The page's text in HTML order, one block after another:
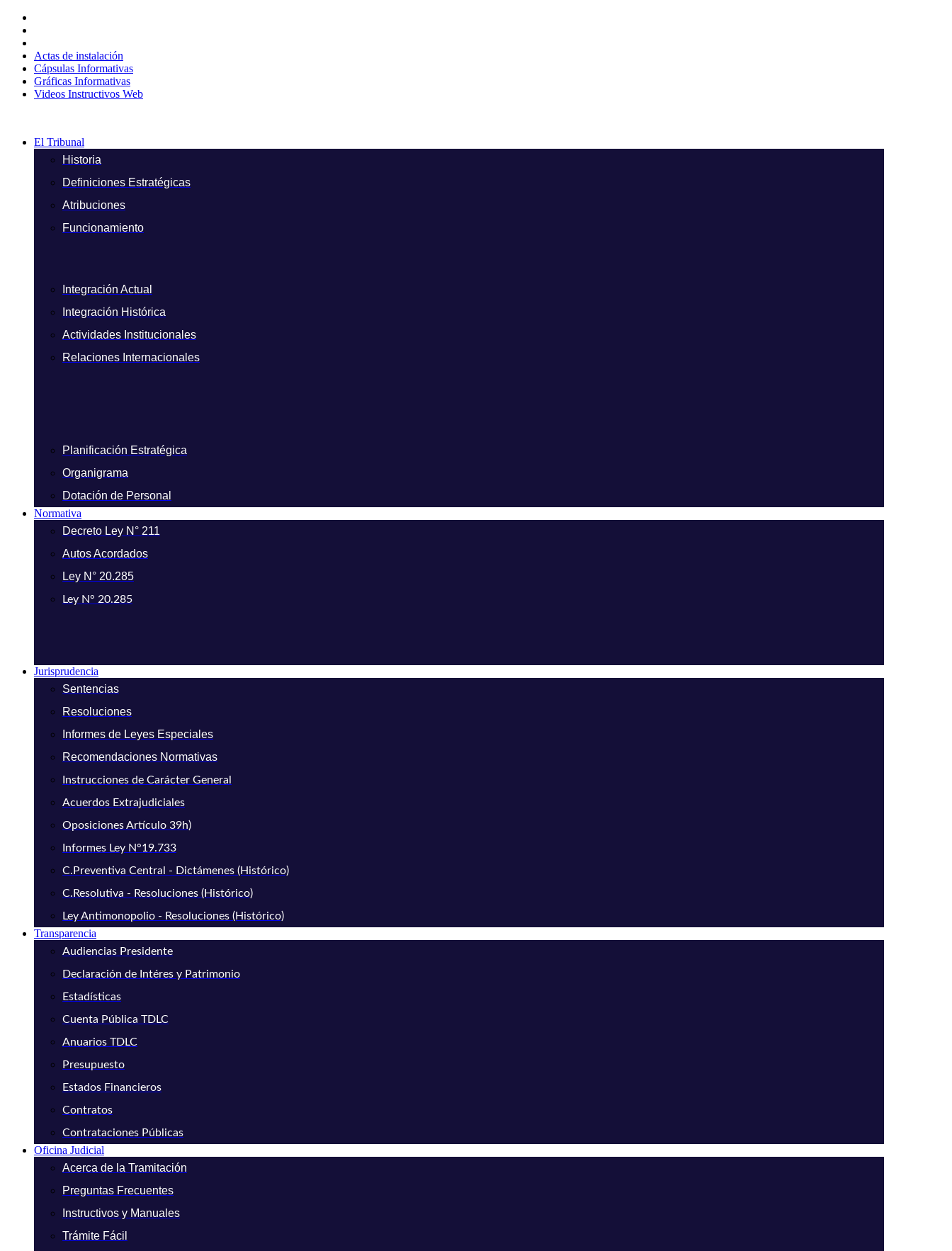
contenido
Actas de instalación
Cápsulas Informativas
Gráficas Informativas
Videos Instructivos Web
El Tribunal
Historia
Definiciones Estratégicas
Atribuciones
Funcionamiento
Integración Actual
Integración Histórica
Actividades Institucionales
Relaciones Internacionales
Planificación Estratégica
Organigrama
Dotación de Personal
Normativa
Decreto Ley N° 211
Autos Acordados
Ley N° 20.285
Ley N° 20.285
Jurisprudencia
Sentencias
Resoluciones
Informes de Leyes Especiales
Recomendaciones Normativas
Instrucciones de Carácter General
Acuerdos Extrajudiciales
Oposiciones Artículo 39h)
Informes Ley N°19.733
C.Preventiva Central - Dictámenes (Histórico)
C.Resolutiva - Resoluciones (Histórico)
Ley Antimonopolio - Resoluciones (Histórico)
Transparencia
Audiencias Presidente
Declaración de Intéres y Patrimonio
Estadísticas
Cuenta Pública TDLC
Anuarios TDLC
Presupuesto
Estados Financieros
Contratos
Contrataciones Públicas
Oficina Judicial
Acerca de la Tramitación
Preguntas Frecuentes
Instructivos y Manuales
Trámite Fácil